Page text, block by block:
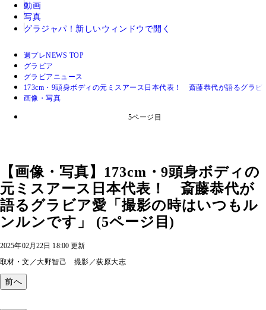
動画
写真
グラジャパ！ 新しいウィンドウで開く
週プレNEWS TOP
グラビア
グラビアニュース
173cm・9頭身ボディの元ミスアース日本代表！ 斎藤恭代が語るグラ
画像・写真
5ページ目
【画像・写真】173cm・9頭身ボディの
元ミスアース日本代表！ 斎藤恭代が
語るグラビア愛「撮影の時はいつもル
ンルンです」 (5ページ目)
2025年02月22日 18:00 更新
取材・文／大野智己 撮影／荻原大志
前へ